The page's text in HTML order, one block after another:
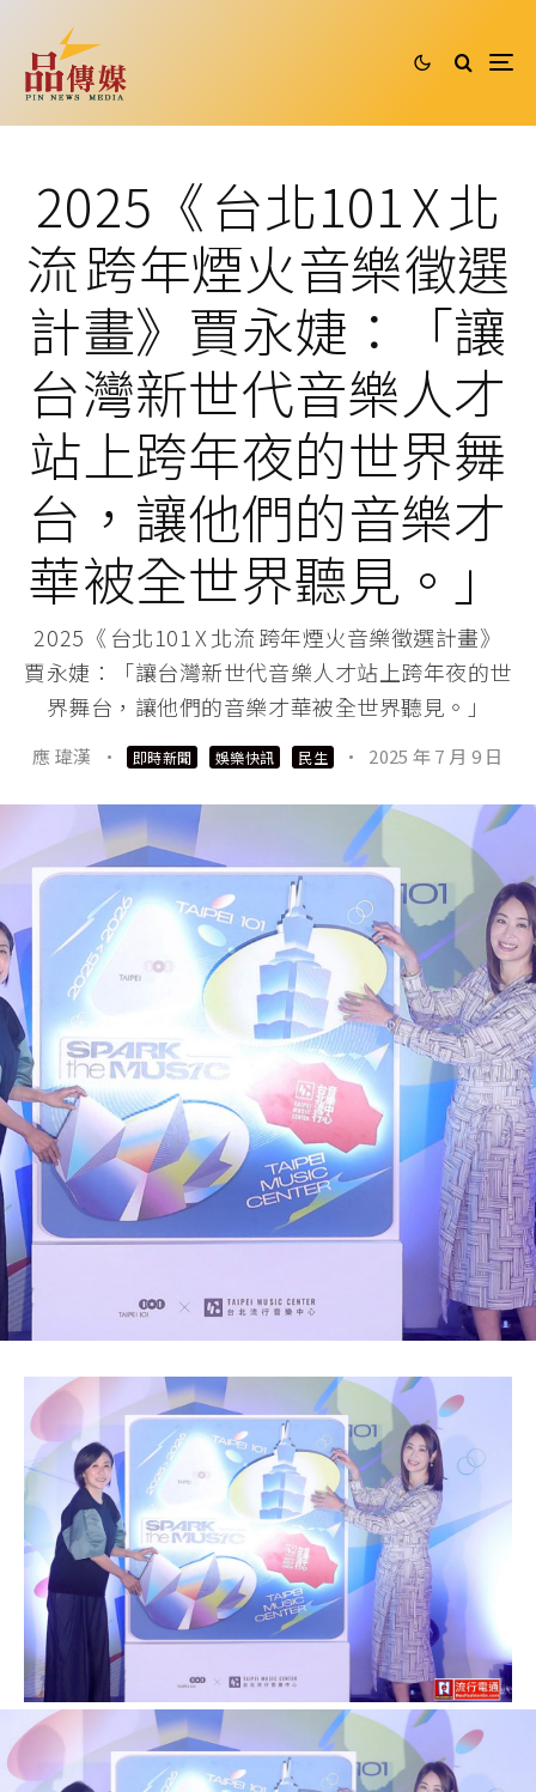
2025《 台北101 X 北
流 跨年煙火音樂徵選
計畫》賈永婕：「讓
台灣新世代音樂人才
站上跨年夜的世界舞
台，讓他們的音樂才
華被全世界聽見。」
2025《 台北101 X 北流 跨年煙火音樂徵選計畫》
賈永婕：「讓台灣新世代音樂人才站上跨年夜的世
界舞台，讓他們的音樂才華被全世界聽見。」
應 瑋漢 · 即時新聞 娛樂快訊 民生 · 2025 年 7 月 9 日